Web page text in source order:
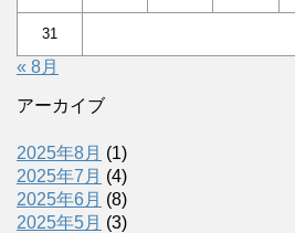
31
« 8月
アーカイブ
2025年8月 (1)
2025年7月 (4)
2025年6月 (8)
2025年5月 (3)